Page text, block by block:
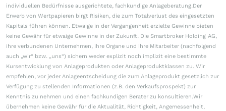
individuellen Bedürfnisse ausgerichtete, fachkundige Anlageberatung.Der
Erwerb von Wertpapieren birgt Risiken, die zum Totalverlust des eingesetzten
Kapitals führen können. Etwaige in der Vergangenheit erzielte Gewinne bieten
keine Gewähr für etwaige Gewinne in der Zukunft. Die Smartbroker Holding AG,
ihre verbundenen Unternehmen, ihre Organe und ihre Mitarbeiter (nachfolgend
auch „wir“ bzw. „uns“) sichern weder explizit noch implizit eine bestimmte
Kursentwicklung von Anlageprodukten oder Anlageproduktklassen zu. Wir
empfehlen, vor jeder Anlageentscheidung die zum Anlageprodukt gesetzlich zur
Verfügung zu stellenden Informationen (z.B. den Verkaufsprospekt) zur
Kenntnis zu nehmen und einen fachkundigen Berater zu konsultieren.Wir
übernehmen keine Gewähr für die Aktualität, Richtigkeit, Angemessenheit,